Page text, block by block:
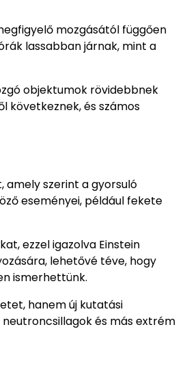
mozgásától függően
lassabban járnak, mint a
objektumok rövidebbnek
következnek, és számos
szerint a gyorsuló
eseményei, például fekete
ezzel igazolva Einstein
lehetővé téve, hogy
ismerhettünk.
hanem új kutatási
és más extrém